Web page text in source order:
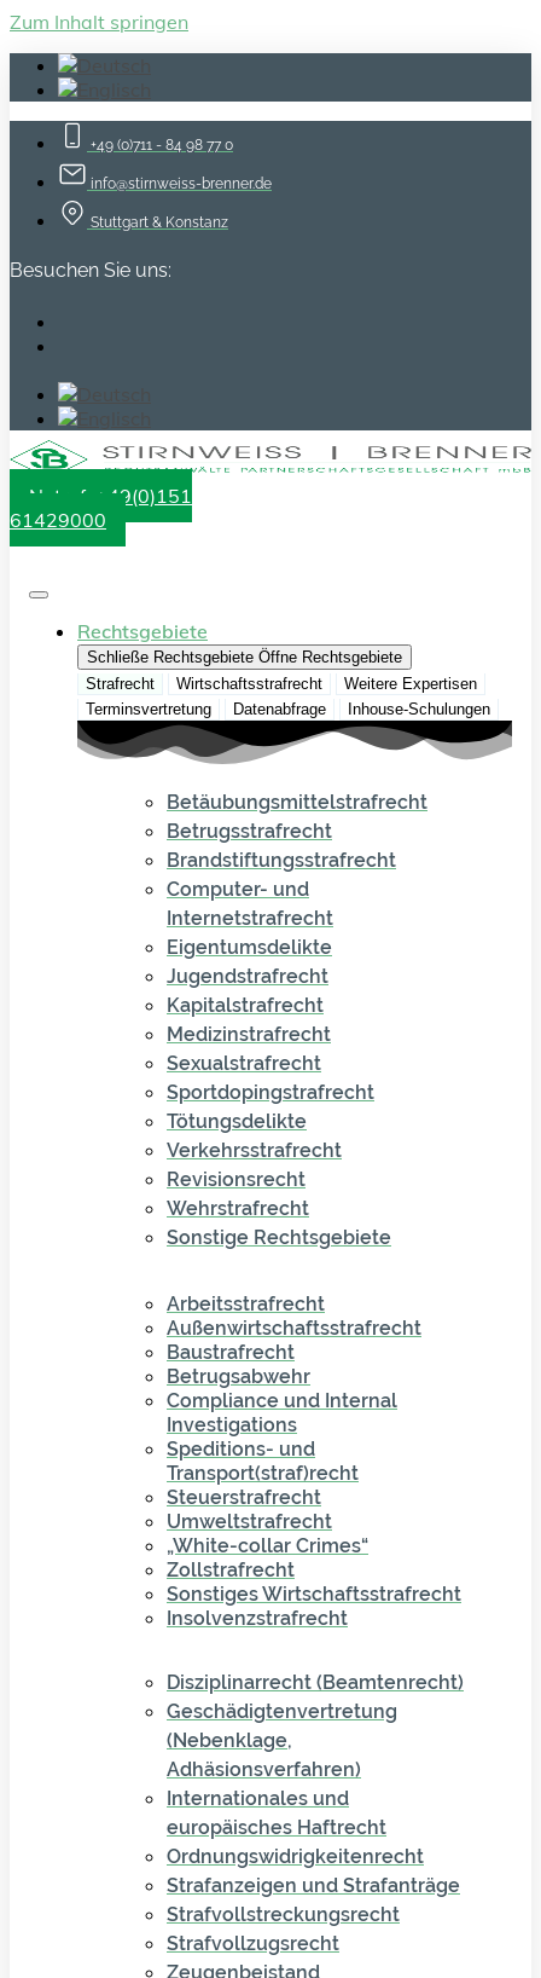
Zum Inhalt springen
+49 (0)711 - 84 98 77 0
info@stirnweiss-brenner.de
Stuttgart & Konstanz
Besuchen Sie uns:
Notruf: +49(0)151
61429000
Rechtsgebiete
Schließe Rechtsgebiete Öffne Rechtsgebiete
Strafrecht
Wirtschaftsstrafrecht
Weitere Expertisen
Terminsvertretung
Datenabfrage Inhouse-Schulungen
Betäubungsmittelstrafrecht
Betrugsstrafrecht
Brandstiftungsstrafrecht
Computer- und
Internetstrafrecht
Eigentumsdelikte
Jugendstrafrecht
Kapitalstrafrecht
Medizinstrafrecht
Sexualstrafrecht
Sportdopingstrafrecht
Tötungsdelikte
Verkehrsstrafrecht
Revisionsrecht
Wehrstrafrecht
Sonstige Rechtsgebiete
Arbeitsstrafrecht
Außenwirtschaftsstrafrecht
Baustrafrecht
Betrugsabwehr
Compliance und Internal
Investigations
Speditions- und
Transport(straf)recht
Steuerstrafrecht
Umweltstrafrecht
„White-collar Crimes“
Zollstrafrecht
Sonstiges Wirtschaftsstrafrecht
Insolvenzstrafrecht
Disziplinarrecht (Beamtenrecht)
Geschädigtenvertretung
(Nebenklage,
Adhäsionsverfahren)
Internationales und
europäisches Haftrecht
Ordnungswidrigkeitenrecht
Strafanzeigen und Strafanträge
Strafvollstreckungsrecht
Strafvollzugsrecht
Zeugenbeistand